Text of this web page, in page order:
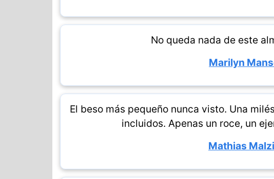
No queda nada de este
Marilyn
El beso más pequeño nunca visto. Una
incluidos. Apenas un roce, un
Mathias